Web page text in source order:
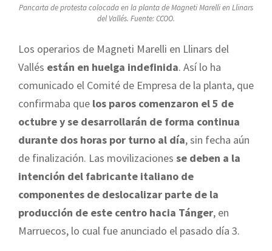
Pancarta de protesta colocada en la planta de Magneti Marelli en Llinars
del Vallés. Fuente: CCOO.
Los operarios de Magneti Marelli en Llinars del
Vallés están en huelga indefinida. Así lo ha
comunicado el Comité de Empresa de la planta, que
confirmaba que los paros comenzaron el 5 de
octubre y se desarrollarán de forma continua
durante dos horas por turno al día, sin fecha aún
de finalización. Las movilizaciones se deben a la
intención del fabricante italiano de
componentes de deslocalizar parte de la
producción de este centro hacia Tánger, en
Marruecos, lo cual fue anunciado el pasado día 3.